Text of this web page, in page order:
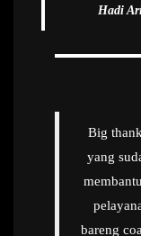
Hadi
Big
yang
bareng